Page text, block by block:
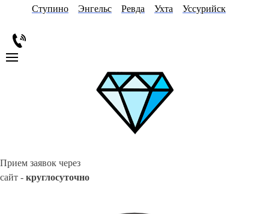
Ступино
Энгельс Ревда Ухта Уссурийск
Прием заявок через
сайт - круглосуточно